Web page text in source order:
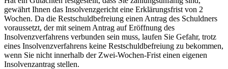
gewährt Ihnen das Insolvenzgericht eine Erklärungsfrist von 2
Wochen. Da die Restschuldbefreiung einen Antrag des Schuldners
voraussetzt, der mit seinem Antrag auf Eröffnung des
Insolvenzverfahrens verbunden sein muss, laufen Sie Gefahr, trotz
eines Insolvenzverfahrens keine Restschuldbefreiung zu bekommen,
wenn Sie nicht innerhalb der Zwei-Wochen-Frist einen eigenen
Insolvenzantrag stellen.